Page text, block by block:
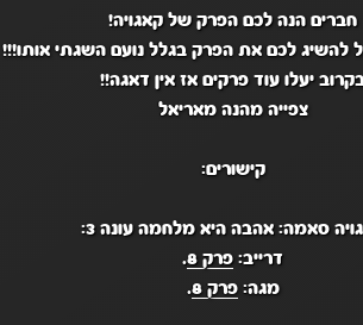
חברים הנה לכם הפרק של קאגויה!
להשיג לכם את הפרק בגלל נועם השגתי אותו!!!
יעלו עוד פרקים אז אין דאגה!!
צפייה מהנה מאריאל
קישורים:
סאמה: אהבה היא מלחמה עונה 3:
דרייב: פרק 8
.
מגה:פרק 8 .